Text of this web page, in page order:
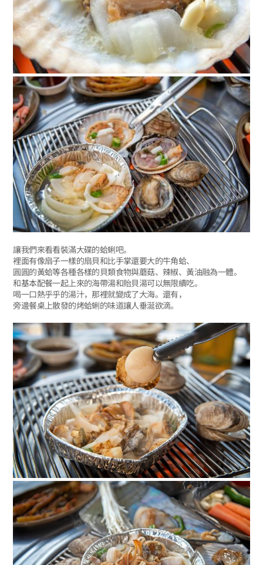
讓我們來看看裝滿大碟的蛤蜊吧。
裡面有像扇子一樣的扇貝和比手掌還要大的牛角蛤、
圓圓的黃蛤等各種各樣的貝類食物與蘑菇、辣椒、黃油融為一體。
和基本配餐一起上來的海帶湯和貽貝湯可以無限續吃。
喝一口熱乎乎的湯汁，那裡就變成了大海。還有，
旁邊餐桌上散發的烤蛤蜊的味道讓人垂涎欲滴。